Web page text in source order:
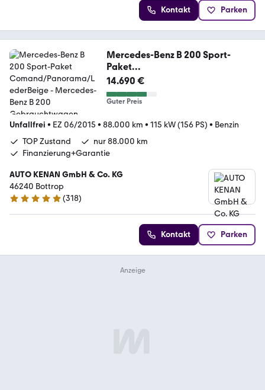
Kontakt Parken
Mercedes-Benz B 200 Sport-
Paket
Comand/Panorama/LederBeige
14.690 €
Guter Preis
Unfallfrei • EZ 06/2015 • 88.000 km • 115 kW (156 PS) • Benzin
TOP Zustand
nur 88.000 km
Finanzierung+Garantie
AUTO KENAN GmbH & Co. KG
46240 ­­­­­­Bottrop
4.8 Sterne
(318)
Kontakt Parken